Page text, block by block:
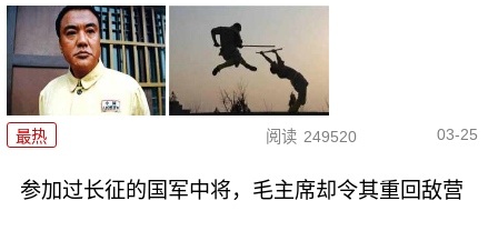
最热 阅读 249520 03-25
参加过长征的国军中将，毛主席却令其重回敌营